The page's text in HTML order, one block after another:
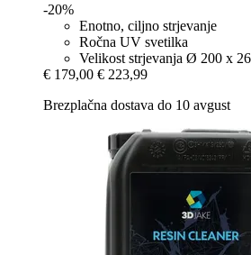
-20%
Enotno, ciljno strjevanje
Ročna UV svetilka
Velikost strjevanja Ø 200 x
€ 179,00 € 223,99
Brezplačna dostava do 10 avgust